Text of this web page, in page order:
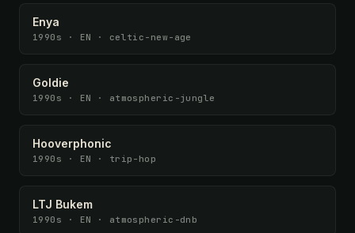
Enya
1990s · EN · celtic-new-age
Goldie
1990s · EN · atmospheric-jungle
Hooverphonic
1990s · EN · trip-hop
LTJ Bukem
1990s · EN · atmospheric-dnb